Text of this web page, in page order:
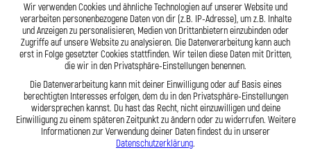
Stahlflex-Kit – jede Leitung wird millimetergenau und individuell
gefertigt. Mit den Stahlflex-Kupplungsleitungen der Lothar Spiegler
Kfz-Leitungen GmbH entscheiden Sie sich für echte deutsche Qualität,
höchste Sicherheit und ein Produkt, das in Präzision und Haltbarkeit
überzeugt.Hier zu unserem Video „Stahlflex vs. Gummi“
Wir verwenden Cookies und ähnliche Technologien auf unserer Website und
verarbeiten personenbezogene Daten von dir (z.B. IP-Adresse), um z.B. Inhalte
und Anzeigen zu personalisieren, Medien von Drittanbietern einzubinden oder
Zugriffe auf unsere Website zu analysieren. Die Datenverarbeitung kann auch
erst in Folge gesetzter Cookies stattfinden. Wir teilen diese Daten mit Dritten,
die wir in den Privatsphäre-Einstellungen benennen.
Die Datenverarbeitung kann mit deiner Einwilligung oder auf Basis eines
berechtigten Interesses erfolgen, dem du in den Privatsphäre-Einstellungen
widersprechen kannst. Du hast das Recht, nicht einzuwilligen und deine
Einwilligung zu einem späteren Zeitpunkt zu ändern oder zu widerrufen. Weitere
Informationen zur Verwendung deiner Daten findest du in unserer
Datenschutzerklärung.